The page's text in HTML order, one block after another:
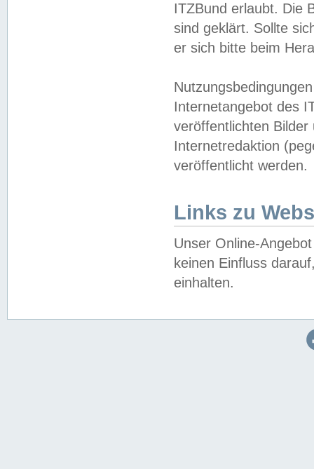
ITZBund erlaubt. Die
sind geklärt. Sollte
er sich bitte beim
Internetangebot des
veröffentlichten
Internetredaktion
veröffentlicht werden.
Links zu
Unser Online-
keinen Einfluss
einhalten.